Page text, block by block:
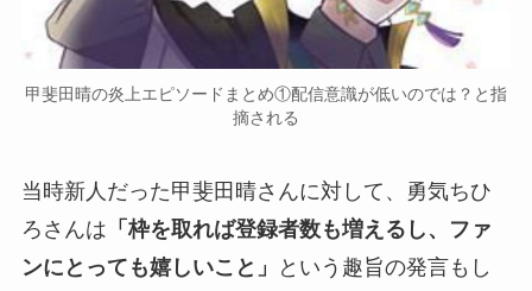
甲斐田晴の炎上エピソードまとめ①配信意識が低いのでは？と指
摘される
当時新人だった甲斐田晴さんに対して、勇気ちひ
ろさんは 「枠を取れば登録者数も増えるし、ファ
ンにとっても嬉しいこと」
という趣旨の発言もし